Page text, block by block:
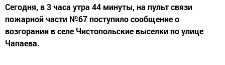
Сегодня, в 3 часа утра 44 минуты, на пульт связи
пожарной части №67 поступило сообщение о
возгорании в селе Чистопольские выселки по улице
Чапаева.